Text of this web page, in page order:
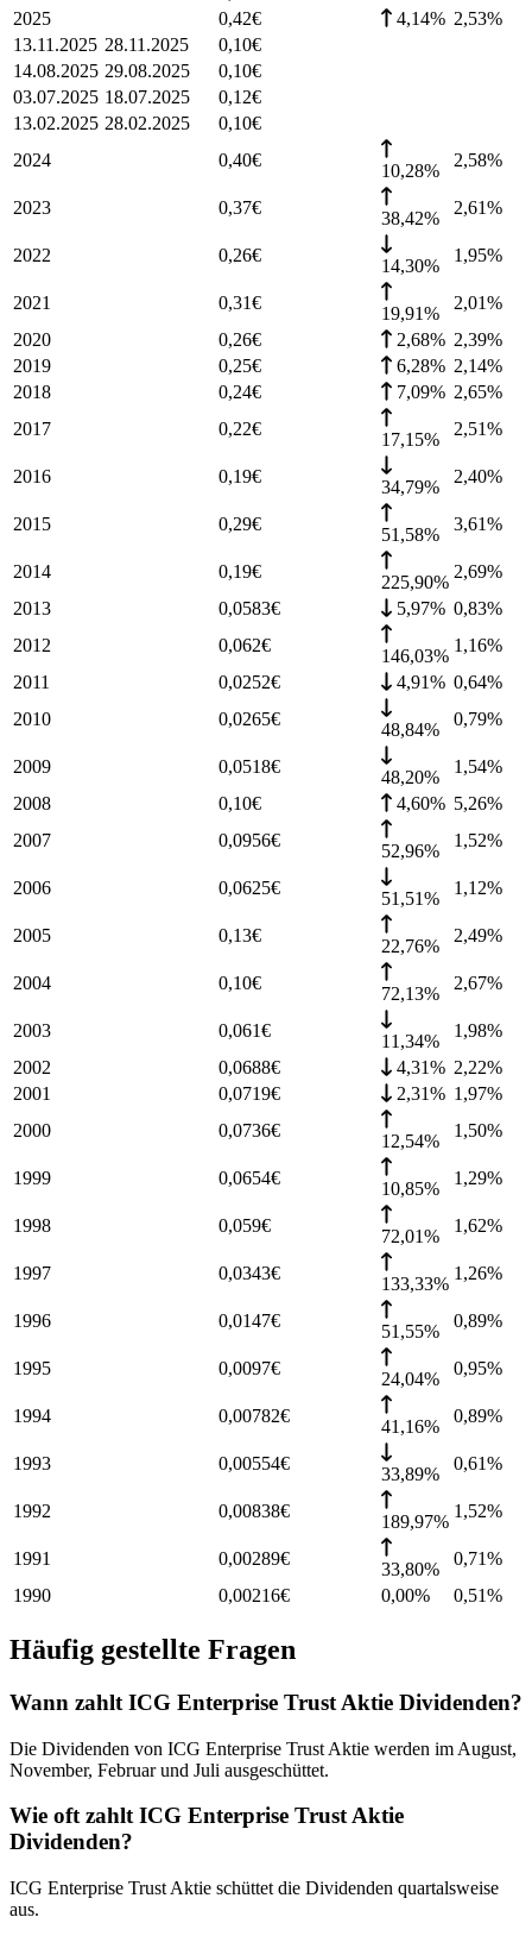
2025
0,42€ 4,14% 2,53%
13.11.2025 28.11.2025 0,10€
14.08.2025 29.08.2025 0,10€
03.07.2025 18.07.2025 0,12€
13.02.2025 28.02.2025 0,10€
2024
0,40€
10,28%
2,58%
2023 0,37€
38,42%
2,61%
2022 0,26€
14,30%
1,95%
2021 0,31€
19,91%
2,01%
2020
0,26€ 2,68% 2,39%
2019
0,25€ 6,28% 2,14%
2018
0,24€ 7,09% 2,65%
2017
0,22€
17,15%
2,51%
2016 0,19€
34,79%
2,40%
2015 0,29€
51,58%
3,61%
2014 0,19€
225,90%
2,69%
2013
0,0583€ 5,97% 0,83%
2012
0,062€
146,03%
1,16%
2011
0,0252€ 4,91% 0,64%
2010
0,0265€
48,84%
0,79%
2009 0,0518€
48,20%
1,54%
2008
0,10€ 4,60% 5,26%
2007
0,0956€
52,96%
1,52%
2006 0,0625€
51,51%
1,12%
2005 0,13€
22,76%
2,49%
2004 0,10€
72,13%
2,67%
2003 0,061€
11,34%
1,98%
2002
0,0688€ 4,31% 2,22%
2001
0,0719€ 2,31% 1,97%
2000
0,0736€
12,54%
1,50%
1999 0,0654€
10,85%
1,29%
1998 0,059€
72,01%
1,62%
1997 0,0343€
133,33%
1,26%
1996 0,0147€
51,55%
0,89%
1995 0,0097€
24,04%
0,95%
1994 0,00782€
41,16%
0,89%
1993 0,00554€
33,89%
0,61%
1992 0,00838€
189,97%
1,52%
1991 0,00289€
33,80%
0,71%
1990
0,00216€ 0,00% 0,51%
Häufig gestellte Fragen
Wann zahlt ICG Enterprise Trust Aktie Dividenden?
Die Dividenden von ICG Enterprise Trust Aktie werden im August,
November, Februar und Juli ausgeschüttet.
Wie oft zahlt ICG Enterprise Trust Aktie
Dividenden?
ICG Enterprise Trust Aktie schüttet die Dividenden quartalsweise
aus.